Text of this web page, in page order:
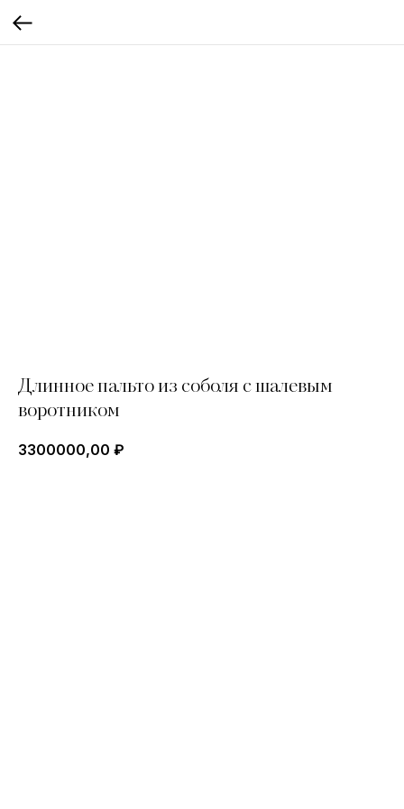
Длинное пальто из соболя с шалевым
воротником
3300000,00 ₽